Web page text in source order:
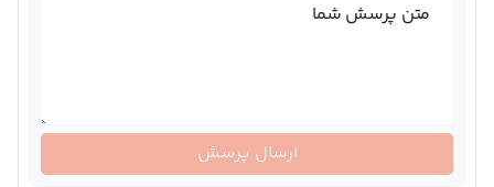
متن پرسش شما
ارسال پرسش